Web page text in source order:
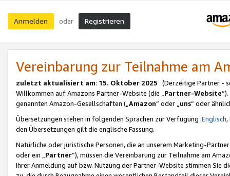
Anmelden oder Registrieren
Vereinbarung zur Teilnahme am
zuletzt aktualisiert am: 15. Oktober 2025 (Derzeitige Partner -
Willkommen auf Amazons Partner-Website (die „Partner-Website
genannten Amazon-Gesellschaften („Amazon“ oder „uns“ oder
Übersetzungen stehen in folgenden Sprachen zur Verfügung :Englisch,
den Übersetzungen gilt die englische Fassung.
Natürliche oder juristische Personen, die an unserem Marketing-
oder ein „Partner“), müssen die Vereinbarung zur Teilnahme am
Ihrer Anmeldung auf bzw. Nutzung der Partner-Website stimmen Sie